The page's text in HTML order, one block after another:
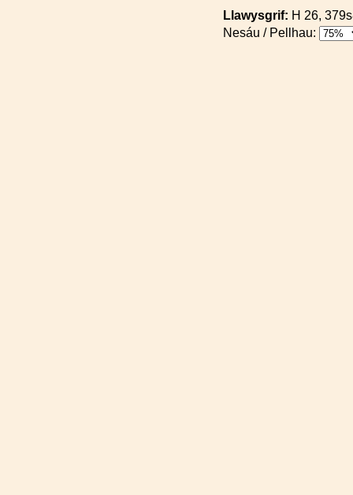
Llawysgrif: H 26,
Nesáu / Pellhau: